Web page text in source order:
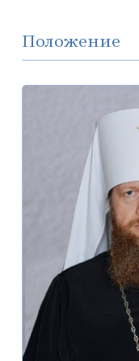
Положение